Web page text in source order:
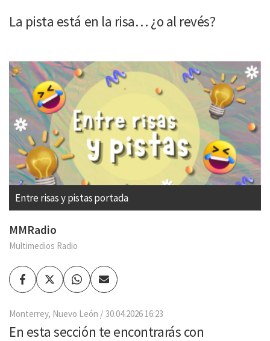
La pista está en la risa… ¿o al revés?
Entre risas y pistas portada
MMRadio
Multimedios Radio
FacebookTwitterWhatsapp
Enviar
por
Monterrey, Nuevo León 30.04.2026 16:23
En esta sección te encontrarás con